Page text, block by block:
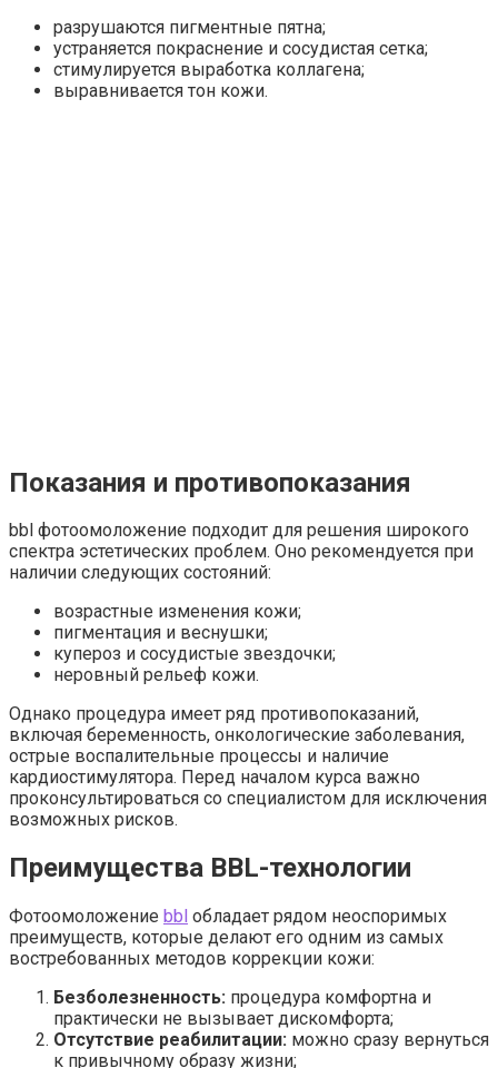
разрушаются пигментные пятна;
устраняется покраснение и сосудистая сетка;
стимулируется выработка коллагена;
выравнивается тон кожи.
Показания и противопоказания
bbl фотоомоложение подходит для решения широкого
спектра эстетических проблем. Оно рекомендуется при
наличии следующих состояний:
возрастные изменения кожи;
пигментация и веснушки;
купероз и сосудистые звездочки;
неровный рельеф кожи.
Однако процедура имеет ряд противопоказаний,
включая беременность, онкологические заболевания,
острые воспалительные процессы и наличие
кардиостимулятора. Перед началом курса важно
проконсультироваться со специалистом для исключения
возможных рисков.
Преимущества BBL-технологии
Фотоомоложение bbl обладает рядом неоспоримых
преимуществ, которые делают его одним из самых
востребованных методов коррекции кожи:
Безболезненность: процедура комфортна и
практически не вызывает дискомфорта;
Отсутствие реабилитации: можно сразу вернуться
к привычному образу жизни;